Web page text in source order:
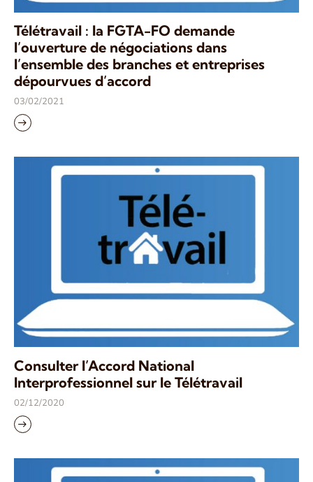
Télétravail : la FGTA-FO demande
l’ouverture de négociations dans
l’ensemble des branches et entreprises
dépourvues d’accord
03/02/2021
Consulter l’Accord National
Interprofessionnel sur le Télétravail
02/12/2020